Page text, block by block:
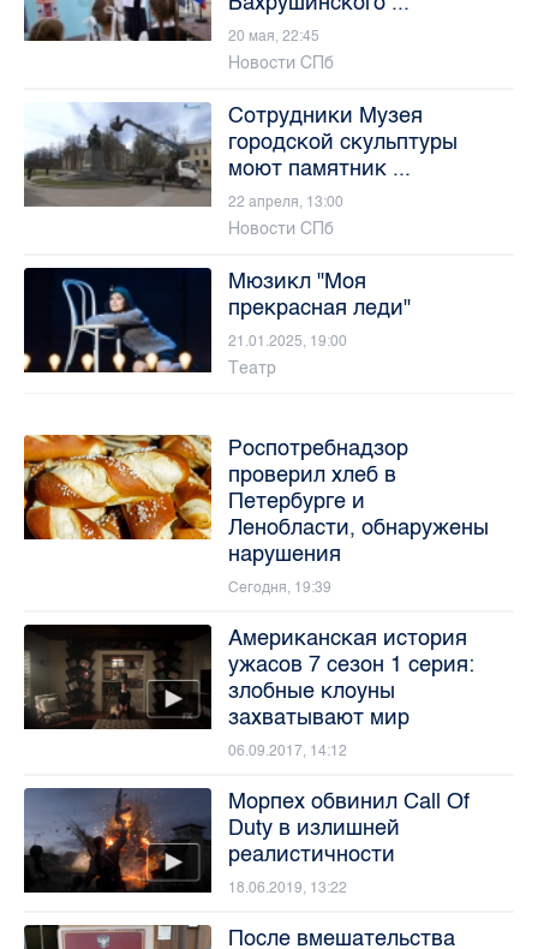
20 мая, 22:45
Новости СПб
Сотрудники Музея
городской скульптуры
моют памятник ...
22 апреля, 13:00
Новости СПб
Мюзикл "Моя
прекрасная леди"
21.01.2025, 19:00
Театр
Роспотребнадзор
проверил хлеб в
Петербурге и
Ленобласти, обнаружены
нарушения
Сегодня, 19:39
Американская история
ужасов 7 сезон 1 серия:
злобные клоуны
захватывают мир
06.09.2017, 14:12
Морпех обвинил Call Of
Duty в излишней
реалистичности
18.06.2019, 13:22
После вмешательства